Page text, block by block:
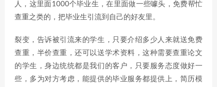
人，这里面1000个毕业生，在里面做一些噱头，免费帮忙
查重之类的，把毕业生引流到自己的好友里。
裂变，告诉被引流来的学生，只要介绍多少人来就送免费
查重，半价查重，还可以送学术资料，这种需要查重论文
的学生，身边统统都是我们的客户，只要服务态度做好一
些，多为对方考虑，能提供的毕业服务都提供上，简历模